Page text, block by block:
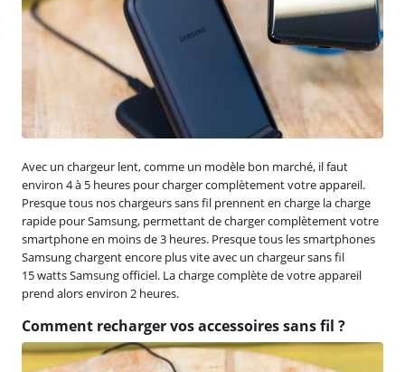
Avec un chargeur lent, comme un modèle bon marché, il faut
environ 4 à 5 heures pour charger complètement votre appareil.
Presque tous nos chargeurs sans fil prennent en charge la charge
rapide pour Samsung, permettant de charger complètement votre
smartphone en moins de 3 heures. Presque tous les smartphones
Samsung chargent encore plus vite avec un chargeur sans fil
15 watts Samsung officiel. La charge complète de votre appareil
prend alors environ 2 heures.
Comment recharger vos accessoires sans fil ?